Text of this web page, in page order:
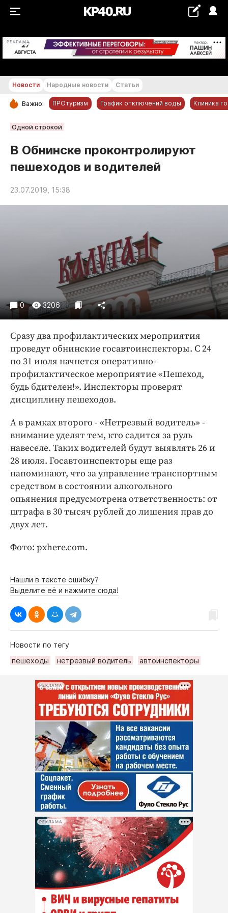
РЕКЛАМА +23...+24 °С
РУБРИКИ
Обнинск
Новости компаний
Статьи
Народные новости
Авто и транспорт
Недвижимость и ЖКХ
Образование
Общество
Погода
Происшествия
Спорт
Экономика и бизнес
ПРОЕКТЫ
Издания
Медиаперсона
Интересное чтиво
Клиника года
Бренд года
Работодатель года
Новости Народные новости Статьи
Важно: ПРОтуризм График отключений воды Клиника
Одной строкой
В Обнинске проконтролируют
пешеходов и водителей
23.07.2019, 15:38
0 3206
Сразу два профилактических мероприятия
проведут обнинские госавтоинспекторы. С 24
по 31 июля начнется оперативно-
профилактическое мероприятие «Пешеход,
будь бдителен!». Инспекторы проверят
дисциплину пешеходов.
А в рамках второго - «Нетрезвый водитель» -
внимание уделят тем, кто садится за руль
навеселе. Таких водителей будут выявлять 26 и
28 июля. Госавтоинспекторы еще раз
напоминают, что за управление транспортным
средством в состоянии алкогольного
опьянения предусмотрена ответственность: от
штрафа в 30 тысяч рублей до лишения прав до
двух лет.
Фото: pxhere.com.
Нашли в тексте ошибку?
Выделите её и нажмите сюда!
Новости по тегу
пешеходы
нетрезвый водитель автоинспекторы
РЕКЛАМА
РЕКЛАМА